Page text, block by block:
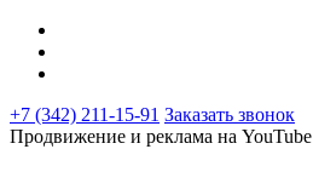
+7 (342) 211-15-91 Заказать звонок
Продвижение и реклама на YouTube